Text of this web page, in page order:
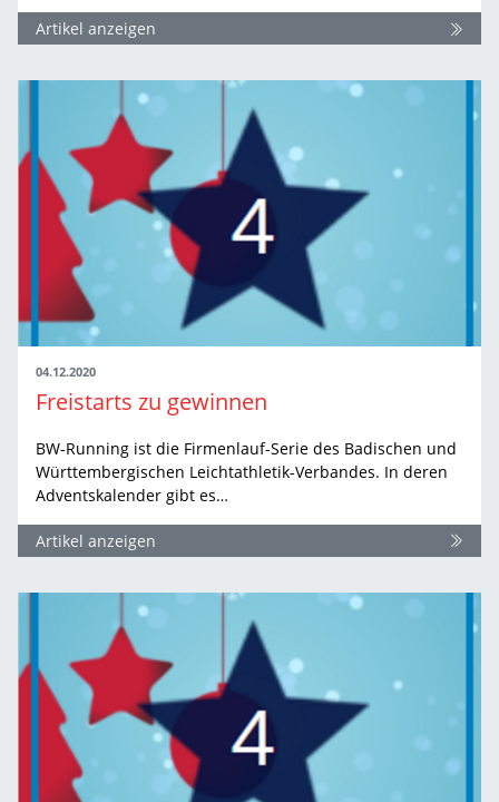
Artikel anzeigen
04.12.2020
Freistarts zu gewinnen
BW-Running ist die Firmenlauf-Serie des Badischen und
Württembergischen Leichtathletik-Verbandes. In deren
Adventskalender gibt es…
Artikel anzeigen